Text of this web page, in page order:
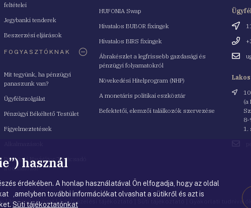
feltételei
Jegybanki tenderek
Beszerzési eljárások
FOGYASZTÓKNAK
Mit tegyünk, ha pénzügyi
panaszunk van?
Ügyfélszolgálat
Pénzügyi Békéltető Testület
Figyelmeztetések
Pénzügyi Navigátor Tanácsadó
Irodahálózat
HUFONIA Swap
Hivatalos BUBOR fixingek
Hivatalos BIRS fixingek
Ábrakészlet a legfrissebb gazdasági és
pénzügyi folyamatokról
Növekedési Hitelprogram (NHP)
A monetáris politikai eszköztár
Befektetői, elemzői találkozók szervezése
Cím
Email
Cím
(a
8-
1.
|Jogi nyilatkozat|Adatkezelési tájékoztató Gyakorlati
használ
érdekében. A honlap használatával Ön elfogadja, hogy az oldal
,amelyben további információkat olvashat a sütikről és azt is
Süti tájékoztatónkat